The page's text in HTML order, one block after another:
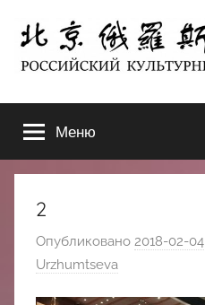
содержимому
北
京
俄
罗
斯
ЦЕНТР
В
ПЕКИНЕ
Меню
2
Опубликовано 2018-02-04
Urzhumtseva